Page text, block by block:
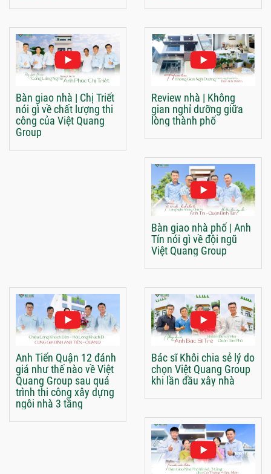
Bàn giao nhà | Chị Triết
nói gì về chất lượng thi
công của Việt Quang
Group
Review nhà | Không
gian nghỉ dưỡng giữa
lòng thành phố
Bàn giao nhà phố | Anh
Tín nói gì về đội ngũ
Việt Quang Group
Anh Tiến Quận 12 đánh
giá như thế nào về Việt
Quang Group sau quá
trình thi công xây dựng
ngôi nhà 3 tầng
Bác sĩ Khôi chia sẻ lý do
chọn Việt Quang Group
khi lần đầu xây nhà